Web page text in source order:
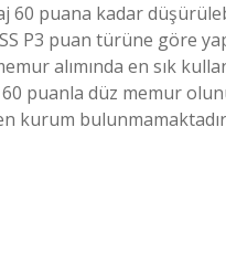
60 puana kadar
puan türüne göre
alımında en sık
puanla düz memur
kurum